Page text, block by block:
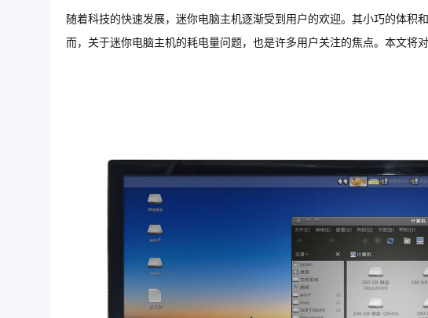
随着科技的快速发展，迷你电脑主机逐渐受到用户的欢迎。其小巧的体积
而，关于迷你电脑主机的耗电量问题，也是许多用户关注的焦点。本文将